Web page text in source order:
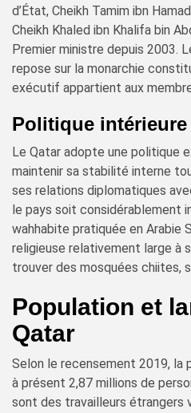
d’État, Cheikh Tamim ibn
Cheikh Khaled ibn Khalifa bin
Premier ministre depuis 2003.
repose sur la monarchie
exécutif appartient aux
Politique intérieure
Le Qatar adopte une politique
maintenir sa stabilité interne
ses relations diplomatiques
le pays soit considérablement
wahhabite pratiquée en Arabie
religieuse relativement large à
trouver des mosquées chiites,
Population et
Qatar
Selon le recensement 2019, la
à présent 2,87 millions de
sont des travailleurs étrangers